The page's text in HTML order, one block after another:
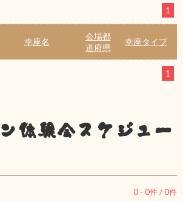
1
幸座名
会場都
道府県
幸座タイプ
1
体験会スケジュー
0 - 0件 /0件